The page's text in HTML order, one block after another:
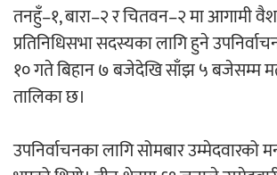
अर्जुन चन्द्रको ‘संवेदनाका
तनहुँ–१, बारा–२ र चितवन–२ मा आगामी
प्रतिनिधिसभा सदस्यका लागि हुने
१० गते बिहान ७ बजेदेखि साँझ ५ बजेसम्म
तालिका छ।
उपनिर्वाचनका लागि सोमबार उम्मेदवारको